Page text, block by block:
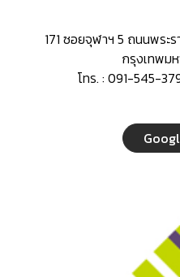
171 ซอยจุฬาฯ 5 ถนนพระ
กรุงเทพม
โทร. : 091-545-